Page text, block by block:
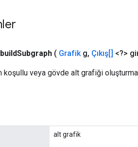
buildSubgraph ( Grafikg, Çıkış[] <?>
veya gövde alt grafiği
alt grafik